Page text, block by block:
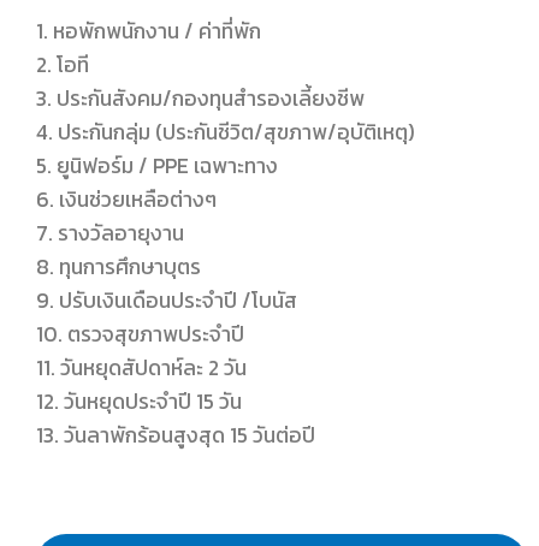
1. หอพักพนักงาน / ค่าที่พัก
2. โอที
3. ประกันสังคม/กองทุนสำรองเลี้ยงชีพ
4. ประกันกลุ่ม (ประกันชีวิต/สุขภาพ/อุบัติเหตุ)
5. ยูนิฟอร์ม / PPE เฉพาะทาง
6. เงินช่วยเหลือต่างๆ
7. รางวัลอายุงาน
8. ทุนการศึกษาบุตร
9. ปรับเงินเดือนประจำปี /โบนัส
10. ตรวจสุขภาพประจำปี
11. วันหยุดสัปดาห์ละ 2 วัน
12. วันหยุดประจำปี 15 วัน
13. วันลาพักร้อนสูงสุด 15 วันต่อปี